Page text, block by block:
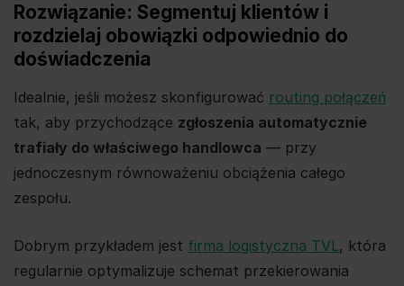
Rozwiązanie: Segmentuj klientów i
rozdzielaj obowiązki odpowiednio do
doświadczenia
Idealnie, jeśli możesz skonfigurować routing połączeń
tak, aby przychodzące zgłoszenia automatycznie
trafiały do właściwego handlowca — przy
jednoczesnym równoważeniu obciążenia całego
zespołu.
Dobrym przykładem jest firma logistyczna TVL, która
regularnie optymalizuje schemat przekierowania